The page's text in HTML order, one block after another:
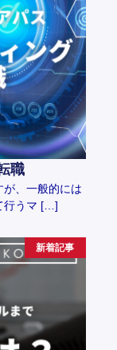
職
、一般的には
行うマ […]
新着記事